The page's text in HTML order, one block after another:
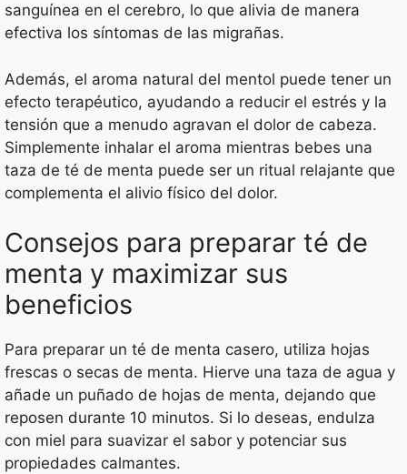
sanguínea en el cerebro, lo que alivia de manera
efectiva los síntomas de las migrañas.
Además, el aroma natural del mentol puede tener un
efecto terapéutico, ayudando a reducir el estrés y la
tensión que a menudo agravan el dolor de cabeza.
Simplemente inhalar el aroma mientras bebes una
taza de té de menta puede ser un ritual relajante que
complementa el alivio físico del dolor.
Consejos para preparar té de
menta y maximizar sus
beneficios
Para preparar un té de menta casero, utiliza hojas
frescas o secas de menta. Hierve una taza de agua y
añade un puñado de hojas de menta, dejando que
reposen durante 10 minutos. Si lo deseas, endulza
con miel para suavizar el sabor y potenciar sus
propiedades calmantes.